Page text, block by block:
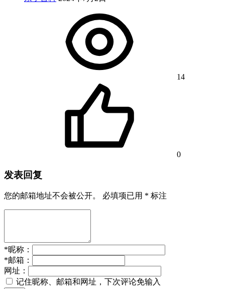
14
0
发表回复
您的邮箱地址不会被公开。 必填项已用 * 标注
*昵称：
*邮箱：
网址：
记住昵称、邮箱和网址，下次评论免输入